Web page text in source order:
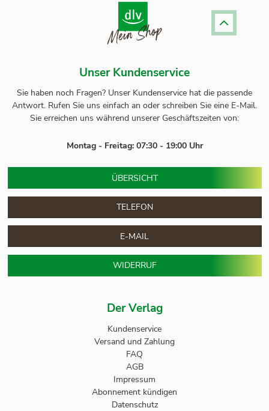
Der Verlag
Kundenservice
Versand und Zahlung
FAQ
AGB
Impressum
Abonnement kündigen
Datenschutz
Unser Kundenservice
Sie haben noch Fragen? Unser Kundenservice hat die passende
Antwort. Rufen Sie uns einfach an oder schreiben Sie eine E-Mail.
Sie erreichen uns während unserer Geschäftszeiten von:
Montag - Freitag: 07:30 - 19:00 Uhr
ÜBERSICHT
TELEFON
E-MAIL
WIDERRUF